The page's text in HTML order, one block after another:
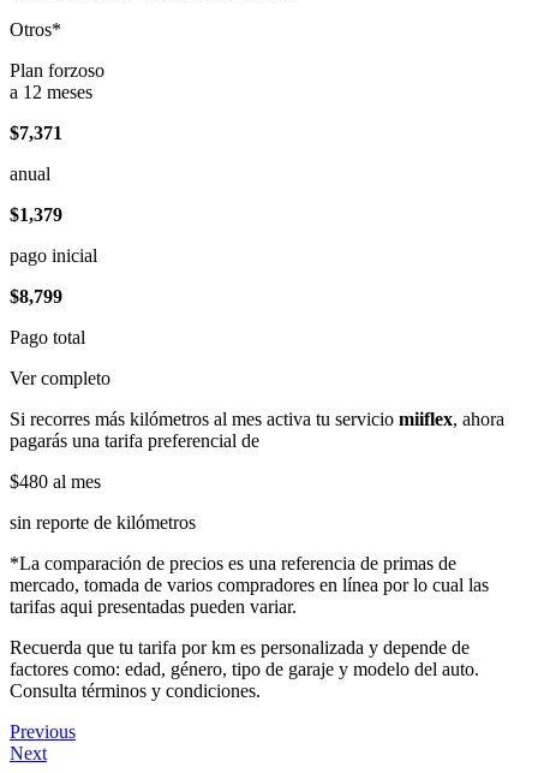
Otros*
Plan forzoso
a 12 meses
$7,371
anual
$1,379
pago inicial
$8,799
Pago total
Ver completo
Si recorres más kilómetros al mes activa tu servicio miiflex, ahora
pagarás una tarifa preferencial de
$480 al mes
sin reporte de kilómetros
*La comparación de precios es una referencia de primas de
mercado, tomada de varios compradores en línea por lo cual las
tarifas aqui presentadas pueden variar.
Recuerda que tu tarifa por km es personalizada y depende de
factores como: edad, género, tipo de garaje y modelo del auto.
Consulta términos y condiciones.
Previous
Next